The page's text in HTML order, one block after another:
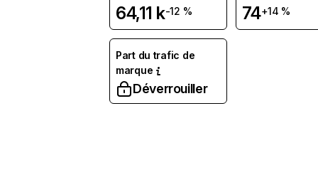
64,11 k-12 % 74+14 %
Part du trafic de
marque
Déverrouiller